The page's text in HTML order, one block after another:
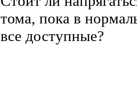
тома, пока в
все доступные?